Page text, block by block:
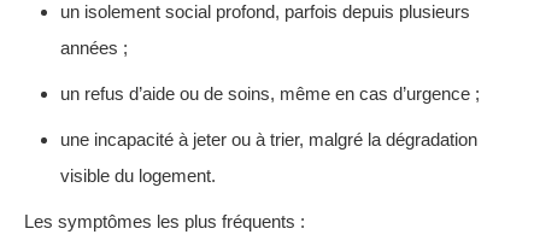
un isolement social profond, parfois depuis plusieurs
années ;
un refus d’aide ou de soins, même en cas d’urgence ;
une incapacité à jeter ou à trier, malgré la dégradation
visible du logement.
Les symptômes les plus fréquents :